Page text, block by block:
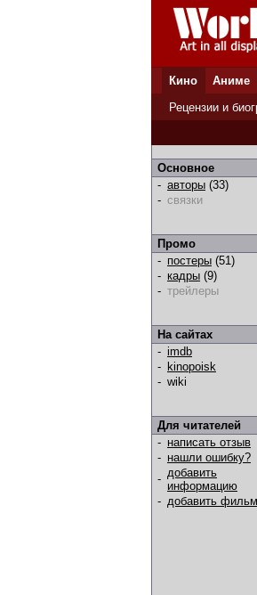
Кино Аниме
Рецензии и
Основное
- авторы (33)
- связки
Промо
- постеры (51)
- кадры (9)
- трейлеры
На сайтах
- imdb
- kinopoisk
- wiki
Для читателей
- написать отзыв
- нашли ошибку?
- добавить
информацию
- добавить фильм